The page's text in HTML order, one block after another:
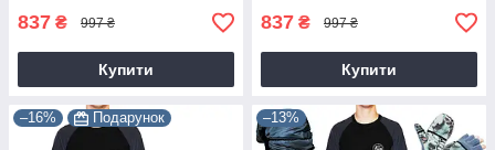
837 ₴ 997 ₴
Купити
837 ₴ 997 ₴
Купити
–16% Подарунок –13%